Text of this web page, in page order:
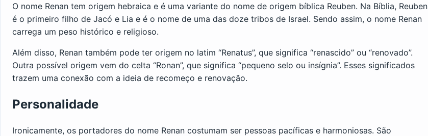
O nome Renan tem origem hebraica e é uma variante do nome de origem bíblica Reuben. Na Bíblia, Reuben
é o primeiro filho de Jacó e Lia e é o nome de uma das doze tribos de Israel. Sendo assim, o nome Renan
carrega um peso histórico e religioso.
Além disso, Renan também pode ter origem no latim “Renatus”, que significa “renascido” ou “renovado”.
Outra possível origem vem do celta “Ronan”, que significa “pequeno selo ou insígnia”. Esses significados
trazem uma conexão com a ideia de recomeço e renovação.
Personalidade
Ironicamente, os portadores do nome Renan costumam ser pessoas pacíficas e harmoniosas. São